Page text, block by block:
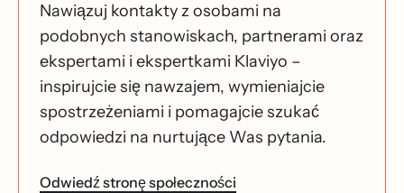
Nawiązuj kontakty z osobami na
podobnych stanowiskach, partnerami oraz
ekspertami i ekspertkami Klaviyo –
inspirujcie się nawzajem, wymieniajcie
spostrzeżeniami i pomagajcie szukać
odpowiedzi na nurtujące Was pytania.
Odwiedź stronę społeczności